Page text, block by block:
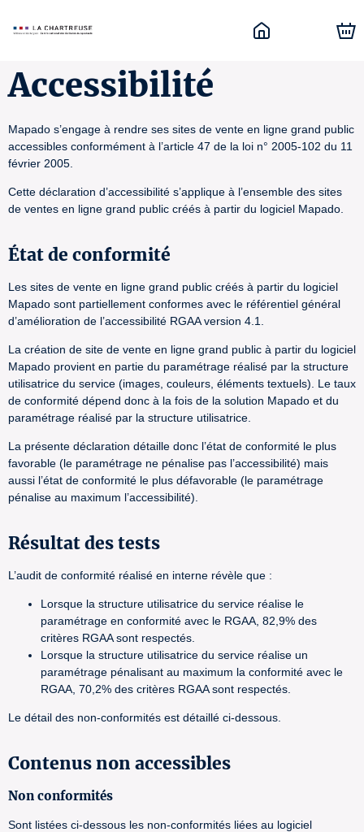
Accessibilité
Mapado s’engage à rendre ses sites de vente en ligne grand public
accessibles conformément à l’article 47 de la loi n° 2005-102 du 11
février 2005.
Cette déclaration d’accessibilité s’applique à l’ensemble des sites
de ventes en ligne grand public créés à partir du logiciel Mapado.
État de conformité
Les sites de vente en ligne grand public créés à partir du logiciel
Mapado sont partiellement conformes avec le référentiel général
d’amélioration de l’accessibilité RGAA version 4.1.
La création de site de vente en ligne grand public à partir du logiciel
Mapado provient en partie du paramétrage réalisé par la structure
utilisatrice du service (images, couleurs, éléments textuels). Le taux
de conformité dépend donc à la fois de la solution Mapado et du
paramétrage réalisé par la structure utilisatrice.
La présente déclaration détaille donc l’état de conformité le plus
favorable (le paramétrage ne pénalise pas l’accessibilité) mais
aussi l’état de conformité le plus défavorable (le paramétrage
pénalise au maximum l’accessibilité).
Résultat des tests
L’audit de conformité réalisé en interne révèle que :
Lorsque la structure utilisatrice du service réalise le
paramétrage en conformité avec le RGAA, 82,9% des
critères RGAA sont respectés.
Lorsque la structure utilisatrice du service réalise un
paramétrage pénalisant au maximum la conformité avec le
RGAA, 70,2% des critères RGAA sont respectés.
Le détail des non-conformités est détaillé ci-dessous.
Contenus non accessibles
Non conformités
Sont listées ci-dessous les non-conformités liées au logiciel